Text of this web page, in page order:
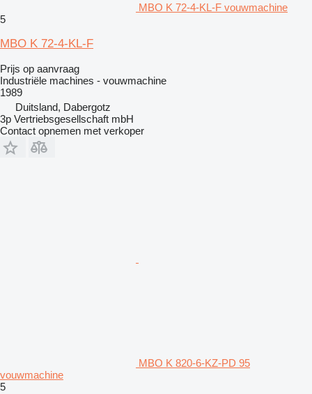
MBO K 72-4-KL-F vouwmachine
5
MBO K 72-4-KL-F
Prijs op aanvraag
Industriële machines - vouwmachine
1989
Duitsland, Dabergotz
3p Vertriebsgesellschaft mbH
Contact opnemen met verkoper
MBO K 820-6-KZ-PD 95
vouwmachine
5